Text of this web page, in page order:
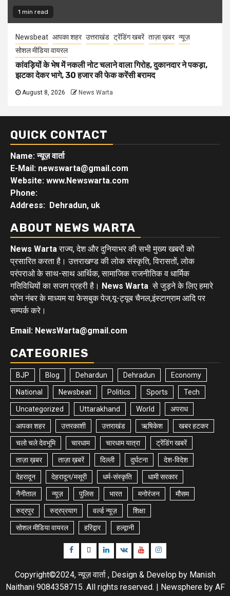
1 min read
Newsbeat आपका शहर उत्तराखंड ट्रेंडिंग खबरें ताज़ा ख़बर न्यूज़
सोशल मीडिया वायरल
कांवड़ियों के भेष में नकली नोट चलाने वाला गिरोह, दुकानदार ने पकड़ा,
झटका देकर भागे, 30 हजार की फेक करेंसी बरामद
August 8, 2026 News Warta
QUICK CONTACT
Name: न्यूज़ वार्ता
E-Mail: newswarta@gmail.com
Website: www.Newswarta.com
Phone:
Address: Dehradun, uk
ABOUT NEWS WARTA
News Wartaराज्य, देश और दुनियाभर की सभी मुख्य खबरों को
प्रसारित करता है। उत्तराखण्ड की लोक संस्कृति, विरासतों, लोक
परंपराओ के साथ-साथ आर्थिक, सामाजिक राजनीतिक व धार्मिक
गतिविधियों का सजग प्रहरी है। News Warta से जुड़ने के लिए हमारे
फोन नंबर के माध्यम या फेसबुक पेज,यू-ट्यूब चैनल,इंस्टाग्राम आदि पर
सम्पर्क करे।
Email: NewsWarta@gmail.com
CATEGORIES
BJP Blog Dehardun Dehradun Economy
National Newsbeat Politics Sports Tech
Uncategorized Uttarakhand World अपराध
आपका शहर उत्तरकाशी उत्तराखंड ऋषिकेश खबर हटकर
चलो चले देवभूमि चारधाम चारधाम यात्रा ट्रेंडिंग खबरें
ताज़ा ख़बर ताज़ा ख़बरें दिल्ली दुर्घटना देश-विदेश
देहरादून देहरादून/मसूरी धर्म-संस्कृति धामी सरकार
नैनीताल न्यूज़ पुलिस भारत मनोरंजन मौसम
रुद्रपुर रुद्रप्रयाग वर्ल्ड न्यूज़ शिक्षा
सोशल मीडिया वायरल हरिद्वार हल्द्वानी
Facebook
TwitterLinkedin
VK YoutubeInstagram
Copyright©2024, न्यूज़ वार्ता , Design & Develop by Manish
Naithani 9084358715. All rights reserved.
Newsphereby AF